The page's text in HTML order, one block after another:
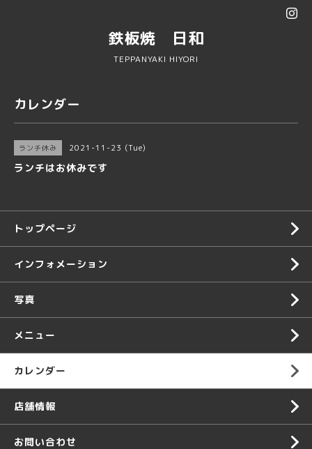
鉄板焼 日和
TEPPANYAKI HIYORI
カレンダー
ランチ休み 2021-11-23 (Tue)
ランチはお休みです
トップページ
インフォメーション
写真
メニュー
カレンダー
店舗情報
お問い合わせ